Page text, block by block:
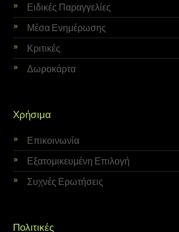
Ειδικές Παραγγελίες
Μέσα Ενημέρωσης
Κριτικές
Δωροκάρτα
Χρήσιμα
Επικοινωνία
Εξατομικευμένη Επιλογή
Συχνές Ερωτήσεις
Πολιτικές